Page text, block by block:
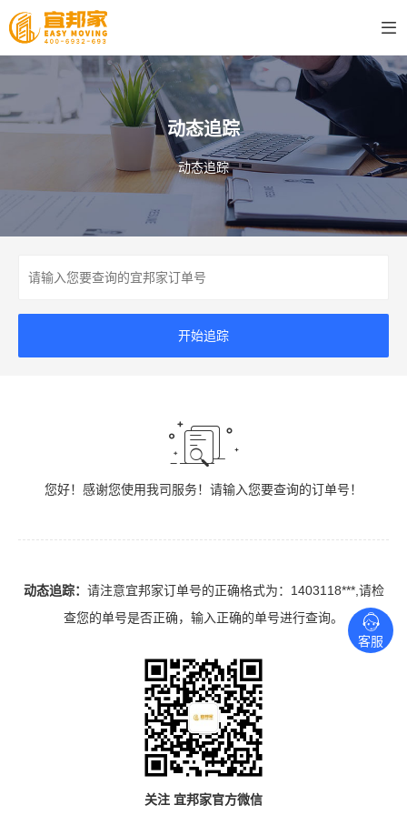
动态追踪
动态追踪
开始追踪
您好！感谢您使用我司服务！请输入您要查询的订单号！
动态追踪： 请注意宜邦家订单号的正确格式为： 1403118***,请检
查您的单号是否正确，输入正确的单号进行查询。
关注 宜邦家官方微信
客服